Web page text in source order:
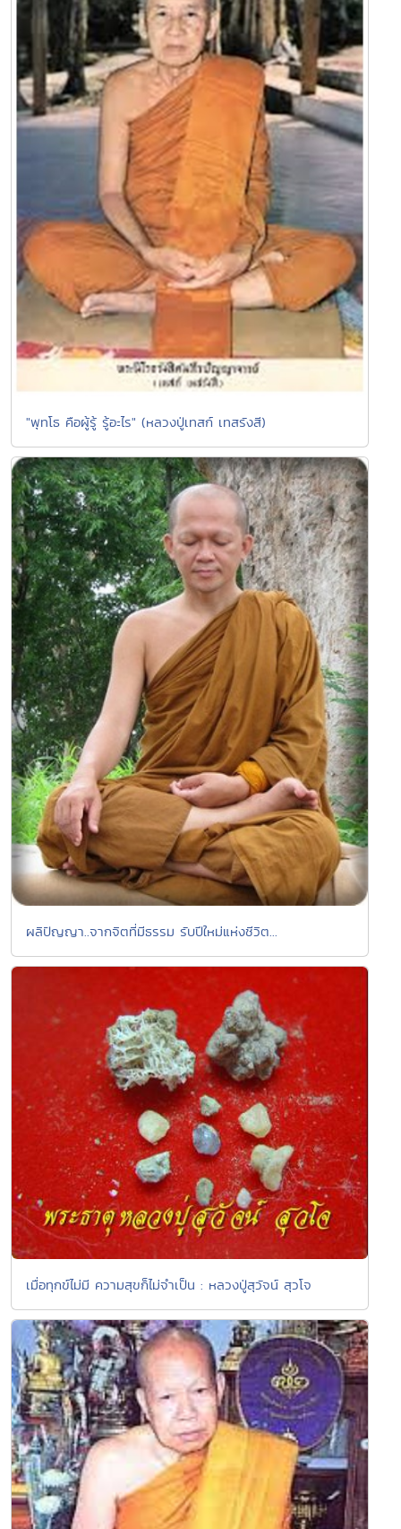
"พุทโธ คือผู้รู้ รู้อะไร" (หลวงปู่เทสก์ เทสรังสี)
ผลิปัญญา..จากจิตที่มีธรรม รับปีใหม่แห่งชีวิต...
เมื่อทุกข์ไม่มี ความสุขก็ไม่จำเป็น : หลวงปู่สุวัจน์ สุวโจ